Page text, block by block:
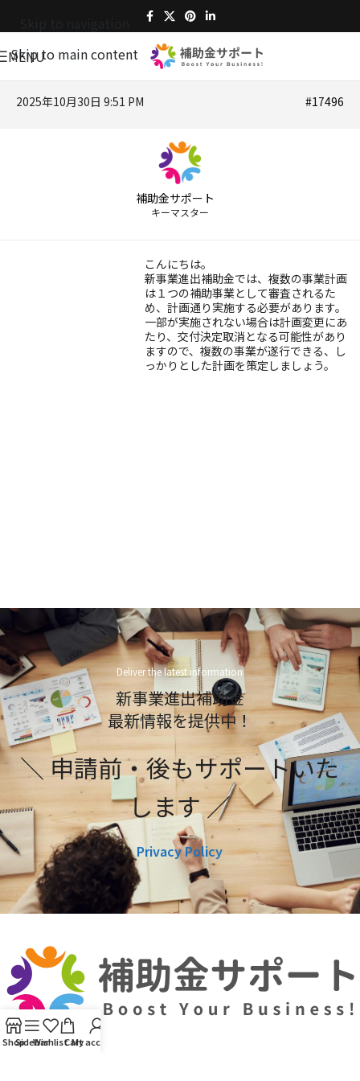
Skip to main content
MENU
2025年10月30日 9:51 PM #17496
補助金サポート
キーマスター
こんにちは。
新事業進出補助金では、複数の事業計画
は１つの補助事業として審査されるた
め、計画通り実施する必要があります。
一部が実施されない場合は計画変更にあ
たり、交付決定取消となる可能性があり
ますので、複数の事業が遂行できる、し
っかりとした計画を策定しましょう。
Deliver the latest information
新事業進出補助金
最新情報を提供中！
＼ 申請前・後もサポートいた
します ／
Privacy Policy
ShopSidebarWishlistCart
My account